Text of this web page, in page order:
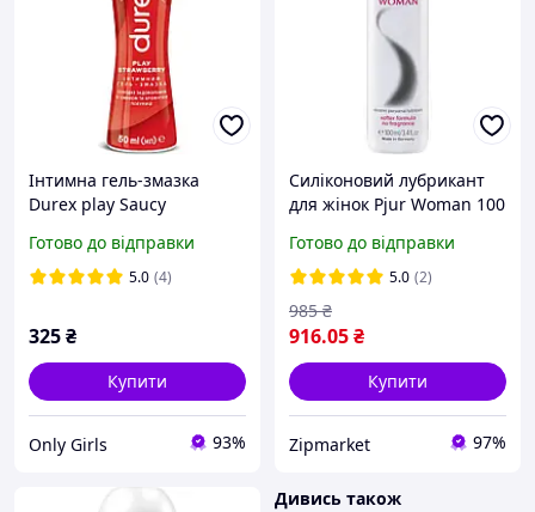
Інтимна гель-змазка
Durex play Saucy
смак та аромат полуниці
(лубрикант)
Готово до відправки
5.0 (4)
325₴
Купити
Only Girls 93%
Силіконовий лубрикант
для жінок Pjur Woman 100
для зволоження
Готово до відправки
5.0 (2)
916.05₴
985 ₴
Купити
Zipmarket 97%
Дивись також